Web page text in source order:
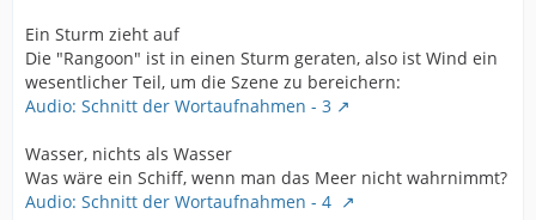
Ein Sturm zieht auf
Die "Rangoon" ist in einen Sturm geraten, also ist Wind ein
wesentlicher Teil, um die Szene zu bereichern:
Audio: Schnitt der Wortaufnahmen - 3
Wasser, nichts als Wasser
Was wäre ein Schiff, wenn man das Meer nicht wahrnimmt?
Audio: Schnitt der Wortaufnahmen - 4